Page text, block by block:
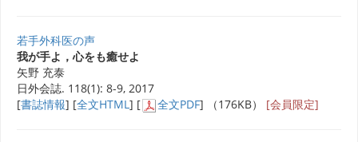
若手外科医の声
我が手よ，心をも癒せよ
矢野 充泰
日外会誌. 118(1): 8-9, 2017
[書誌情報] [全文HTML] [ 全文PDF] （176KB） [会員限定]